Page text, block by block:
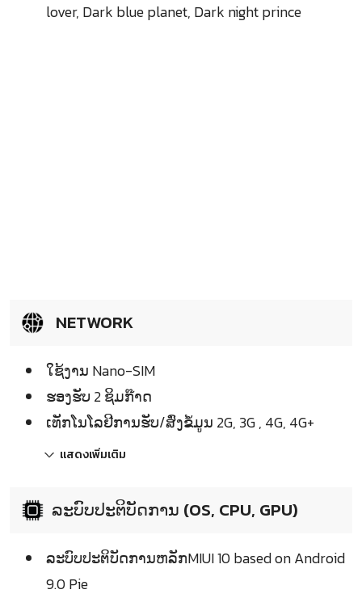
lover, Dark blue planet, Dark night prince
NETWORK
ໃຊ້ງານ Nano-SIM
ຮອງຮັບ 2 ຊິມກ໊າດ
ເທັກໂນໂລຢີການຮັບ/ສົ່ງຂໍ້ມູນ 2G, 3G , 4G, 4G+
แสดงเพิ่มเติม
ລະບົບປະຕິບັດການ (OS, CPU, GPU)
ລະບົບປະຕິບັດການຫລັກMIUI 10 based on Android
9.0 Pie